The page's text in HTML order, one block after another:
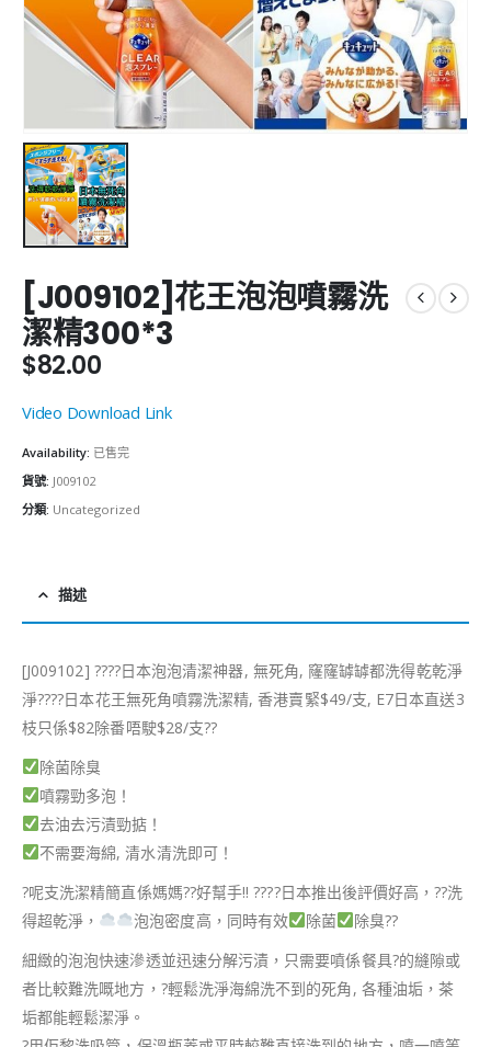
[J009102]花王泡泡噴霧洗
潔精300*3
$82.00
Video Download Link
Availability: 已售完
貨號: J009102
分類: Uncategorized
描述
[J009102] ????日本泡泡清潔神器, 無死角, 窿窿罅罅都洗得乾乾淨
淨????日本花王無死角噴霧洗潔精, 香港賣緊$49/支, E7日本直送3
枝只係$82除番唔駛$28/支??
除菌除臭
噴霧勁多泡！
去油去污漬勁掂！
不需要海綿, 清水清洗即可！
?呢支洗潔精簡直係媽媽??好幫手!!????日本推出後評價好高，??洗
得超乾淨，
泡泡密度高，同時有效 除菌 除臭??
細緻的泡泡快速滲透並迅速分解污漬，只需要噴係餐具?的縫隙或
者比較難洗嘅地方， ?輕鬆洗淨海綿洗不到的死角, 各種油垢，茶
垢都能輕鬆潔淨。